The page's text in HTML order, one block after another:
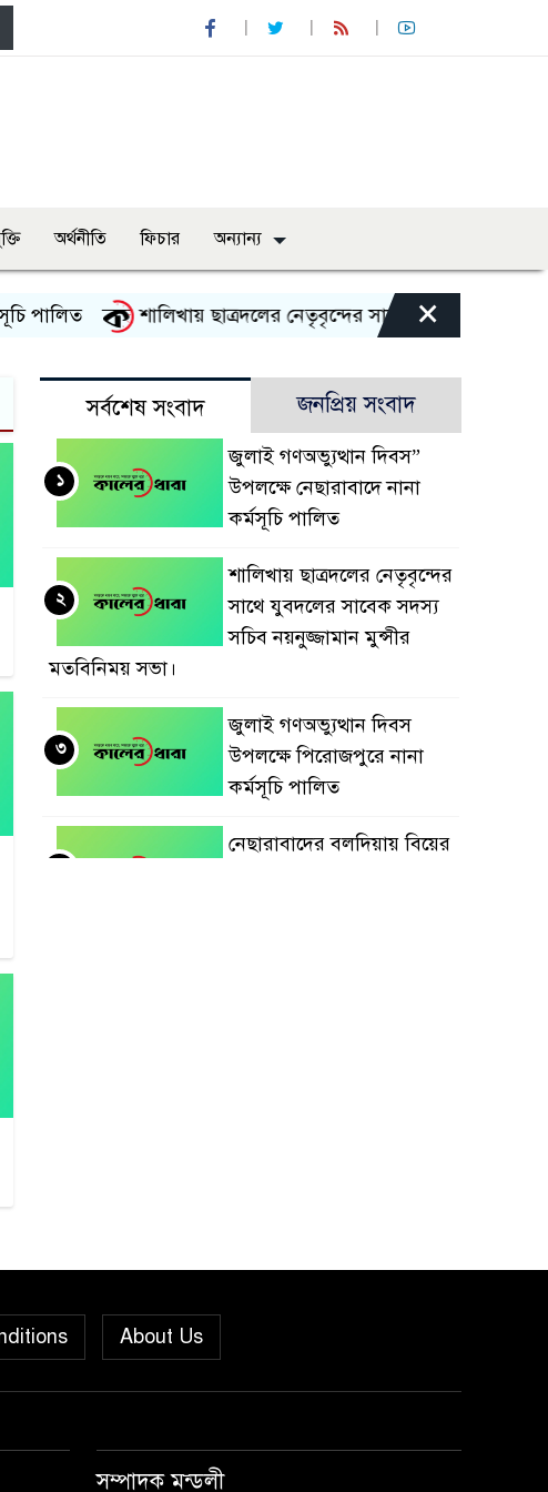
অর্থনীতি ফিচার অন্যান্য
শালিখায় ছাত্রদলের নেতৃবৃন্দের সাথে যুবদলের সাবেক
×
সর্বশেষ সংবাদ জনপ্রিয় সংবাদ
জুলাই গণঅভ্যুত্থান দিবস”
উপলক্ষে নেছারাবাদে নানা
কর্মসূচি পালিত
১
শালিখায় ছাত্রদলের নেতৃবৃন্দের
সাথে যুবদলের সাবেক সদস্য
সচিব নয়নুজ্জামান মুন্সীর
মতবিনিময় সভা।
২
জুলাই গণঅভ্যুত্থান দিবস
উপলক্ষে পিরোজপুরে নানা
কর্মসূচি পালিত
৩
নেছারাবাদের বলদিয়ায় বিয়ের
৭
About Us
সম্পাদক মন্ডলী